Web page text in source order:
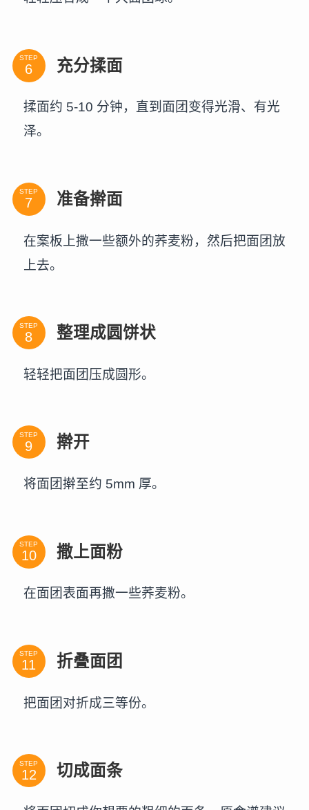
STEP 充分揉面
揉面约 5-10 分钟，直到面团变得光滑、有光
泽。
STEP 准备擀面
在案板上撒一些额外的荞麦粉，然后把面团放
上去。
STEP 整理成圆饼状
轻轻把面团压成圆形。
STEP 擀开
将面团擀至约 5mm 厚。
STEP 撒上面粉
在面团表面再撒一些荞麦粉。
STEP 折叠面团
把面团对折成三等份。
STEP 切成面条